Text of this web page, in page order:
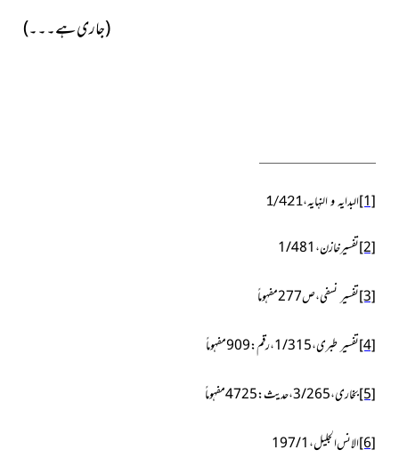
(جاری ہے۔۔۔)
[1]البدایہ و النہایہ،1/421
[2]تفسیرخازن،1/481
[3]تفسیر نسفی،ص 277 مفہوماً
[4]تفسیرطبری،1/315،رقم:909مفہوماً
[5]بخاری،3/265،حدیث:4725 مفہوماً
[6]الانس الجلیل،1/ 197